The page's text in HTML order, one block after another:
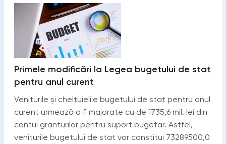
Primele modificări la Legea bugetului de stat
pentru anul curent
Veniturile și cheltuielile bugetului de stat pentru anul
curent urmează a fi majorate cu de 1735,6 mil. lei din
contul granturilor pentru suport bugetar. Astfel,
veniturile bugetului de stat vor constitui 73289500,0